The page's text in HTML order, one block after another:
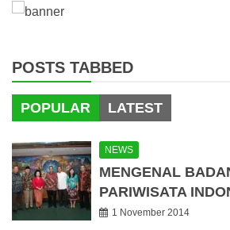
POSTS TABBED
POPULAR LATEST
NEWS
MENGENAL
PARIWISATA
1 November 2014